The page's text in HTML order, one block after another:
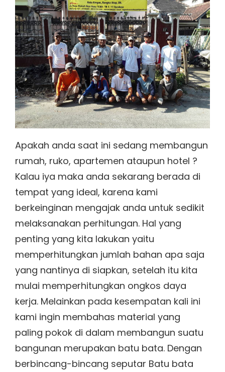
Apakah anda saat ini sedang membangun
rumah, ruko, apartemen ataupun hotel ?
Kalau iya maka anda sekarang berada di
tempat yang ideal, karena kami
berkeinginan mengajak anda untuk sedikit
melaksanakan perhitungan. Hal yang
penting yang kita lakukan yaitu
memperhitungkan jumlah bahan apa saja
yang nantinya di siapkan, setelah itu kita
mulai memperhitungkan ongkos daya
kerja. Melainkan pada kesempatan kali ini
kami ingin membahas material yang
paling pokok di dalam membangun suatu
bangunan merupakan batu bata. Dengan
berbincang-bincang seputar Batu bata